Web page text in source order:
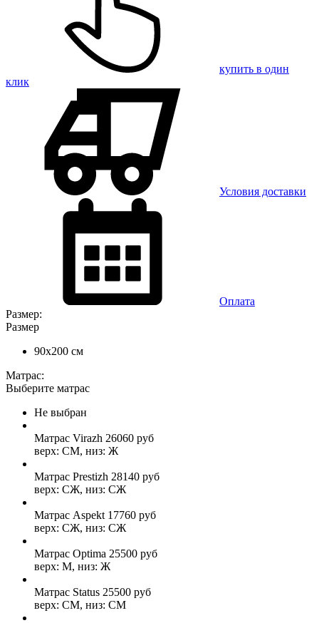
купить в один
клик
Условия доставки
Оплата
Размер:
Размер
90x200 см
Матрас:
Выберите матрас
Не выбран
Матрас Virazh 26060 руб
верх: СМ, низ: Ж
Матрас Prestizh 28140 руб
верх: СЖ, низ: СЖ
Матрас Aspekt 17760 руб
верх: СЖ, низ: СЖ
Матрас Optima 25500 руб
верх: М, низ: Ж
Матрас Status 25500 руб
верх: СМ, низ: СМ